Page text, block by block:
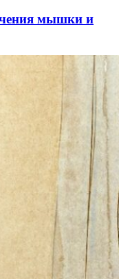
мышки и